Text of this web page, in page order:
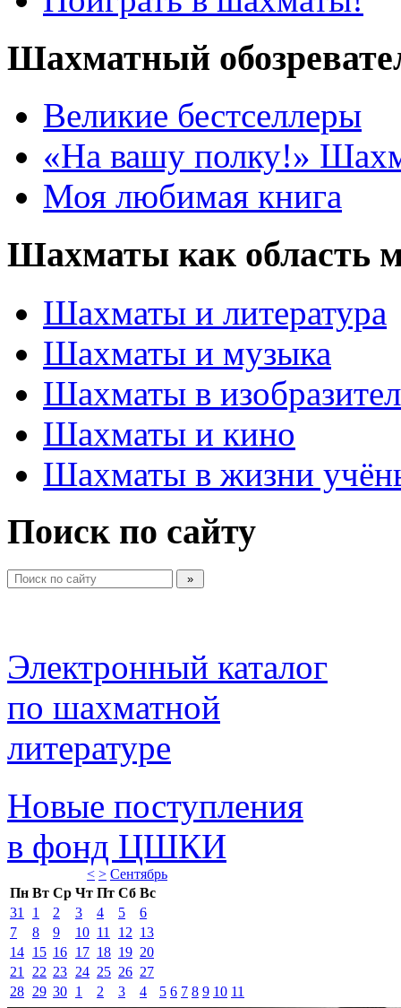
Шахматный
Великие бестселлеры
«На вашу полку!»
Моя любимая книга
Шахматы как область
Шахматы и литература
Шахматы и музыка
Шахматы в
Шахматы и кино
Шахматы в жизни
Поиск по сайту
Электронный каталог
по шахматной
литературе
Новые поступления
в фонд ЦШКИ
< > Сентябрь
Пн Вт Ср Чт Пт Сб Вс
31
1 2 3 4 5
6
7
8 9 10 11 12 13
14 15 16 17 18 19 20
21
22 23 24 25 26 27
28 29 30 1 2 3 4 5 6 7 8 9 10 11